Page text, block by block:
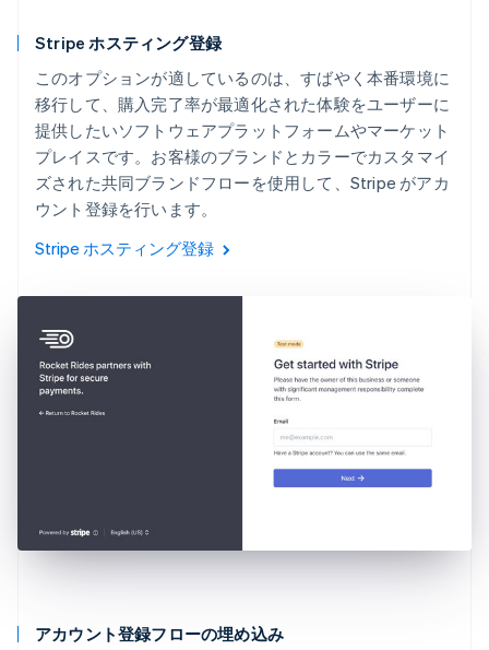
Stripe ホスティング登録
このオプションが適しているのは、すばやく本番環境に
移行して、購入完了率が最適化された体験をユーザーに
提供したいソフトウェアプラットフォームやマーケット
プレイスです。お客様のブランドとカラーでカスタマイ
ズされた共同ブランドフローを使用して、Stripe がアカ
ウント登録を行います。
Stripe ホスティング登録
アカウント登録フローの埋め込み